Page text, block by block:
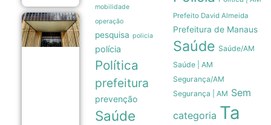
Copom
reduz
Selic
para
14% ao
ano em
novo
ajuste
gradual
05/08
mobilidade
operação
pesquisa policia
polícia
Política
prefeitura
prevenção
Saúde
Prefeito David Almeida
Prefeitura de Manaus
Saúde Saúde/AM
Saúde | AM
Segurança/AM
Segurança | AM Sem
categoria Ta